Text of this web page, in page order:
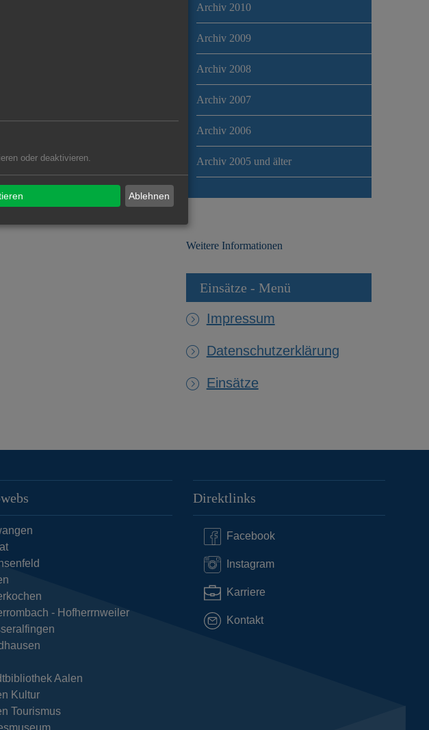
Archiv 2010
Archiv 2009
Archiv 2008
Archiv 2007
Archiv 2006
Archiv 2005 und älter
Weitere Informationen
Einsätze - Menü
Impressum
Datenschutzerklärung
Einsätze
- Hofherrnweiler
Aalen
Kultur
Tourismus
Direktlinks
Facebook
Instagram
Karriere
Kontakt
oder deaktivieren.
Ablehnen